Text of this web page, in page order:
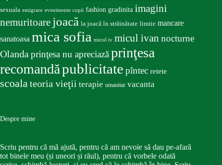
sexuala emigrare evenimente copii fashion gradinita imagini
nemuritoare joacă la joacă în străinătate limite mancare
sanatoasa mica sofia micul iv micul ivan nocturne
Olandaprinţesa nu apreciazăprinţesa
recomandăpublicitate pîntec retete
scoalateoria vieţii terapie umanitar vacanta
Despre mine
Scriu pentru că mă ajută, pentru că am nevoie să dau pe-afară
tot binele meu (și uneori și răul), pentru că vorbele odată